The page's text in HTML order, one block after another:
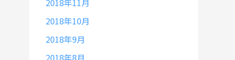
2018年11月
2018年10月
2018年9月